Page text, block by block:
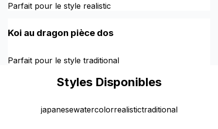
Parfait pour le style realistic
Koi au dragon pièce dos
Parfait pour le style traditional
Styles Disponibles
japanesewatercolorrealistictraditional